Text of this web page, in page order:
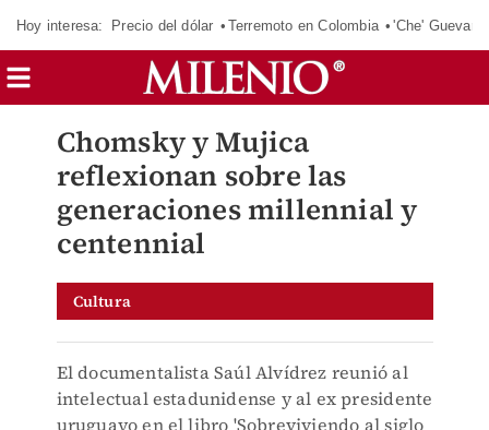
Hoy interesa: Precio del dólar Terremoto en Colombia 'Che' Guevara
Chomsky y Mujica
reflexionan sobre las
generaciones millennial y
centennial
Cultura
El documentalista Saúl Alvídrez reunió al
intelectual estadunidense y al ex presidente
uruguayo en el libro 'Sobreviviendo al siglo